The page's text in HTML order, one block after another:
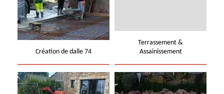
Création de dalle 74
Terrassement &
Assainissement